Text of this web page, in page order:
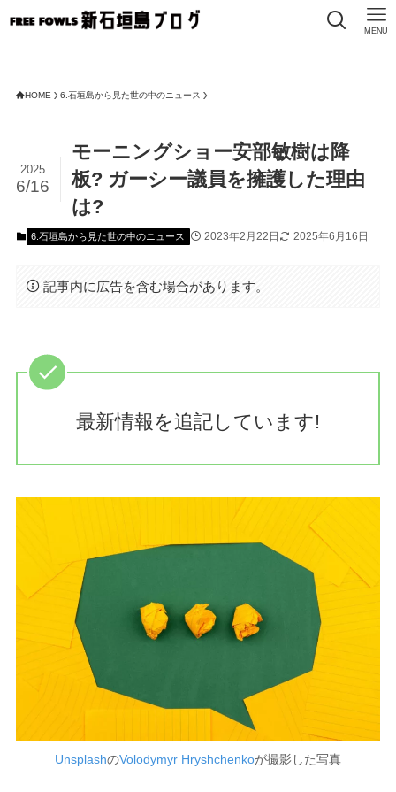
MENU
HOME 6.石垣島から見た世の中のニュース
モーニングショー安部敏樹は降
板? ガーシー議員を擁護した理由
は?
2025
6/16
6.石垣島から見た世の中のニュース 2023年2月22日 2025年6月16日
記事内に広告を含む場合があります。
最新情報を追記しています!
UnsplashのVolodymyr Hryshchenkoが撮影した写真